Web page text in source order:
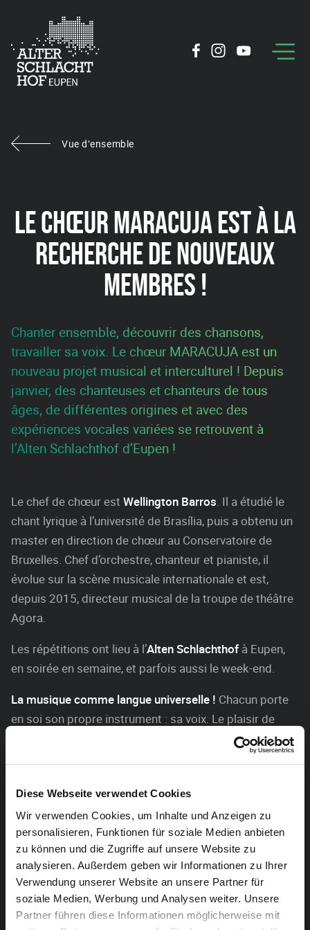
Diese Webseite verwendet Cookies
Wir verwenden Cookies, um Inhalte und Anzeigen zu
personalisieren, Funktionen für soziale Medien anbieten
zu können und die Zugriffe auf unsere Website zu
analysieren. Außerdem geben wir Informationen zu Ihrer
Verwendung unserer Website an unsere Partner für
soziale Medien, Werbung und Analysen weiter. Unsere
Partner führen diese Informationen möglicherweise mit
Vue d‘ensemble
LE CHŒUR MARACUJA EST À LA
RECHERCHE DE NOUVEAUX
MEMBRES !
Chanter ensemble, découvrir des chansons,
travailler sa voix. Le chœur MARACUJA est un
nouveau projet musical et interculturel ! Depuis
janvier, des chanteuses et chanteurs de tous
âges, de différentes origines et avec des
expériences vocales variées se retrouvent à
l’Alten Schlachthof d’Eupen !
Le chef de chœur est Wellington Barros. Il a étudié le
chant lyrique à l’université de Brasília, puis a obtenu un
master en direction de chœur au Conservatoire de
Bruxelles. Chef d’orchestre, chanteur et pianiste, il
évolue sur la scène musicale internationale et est,
depuis 2015, directeur musical de la troupe de théâtre
Agora.
Les répétitions ont lieu à l’Alten Schlachthof à Eupen,
en soirée en semaine, et parfois aussi le week-end.
La musique comme langue universelle ! Chacun porte
en soi son propre instrument : sa voix. Le plaisir de
chanter permet des rencontres et des échanges
Tu as envie de chanter avec le chœur MARACUJA ?
Alors fais-le nous savoir !
Nous serions ravis de t’accueillir !
letocreto@gmail.com
(Wellington)